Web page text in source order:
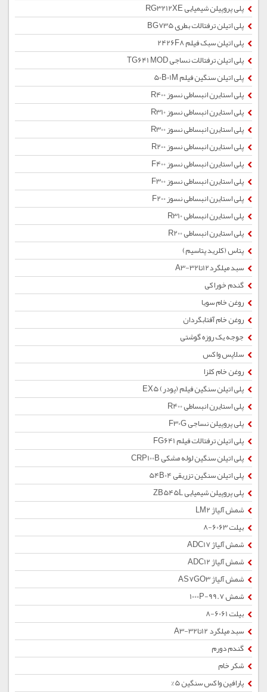
پلی پروپیلن شیمیایی RG3212XE
پلی اتیلن ترفتالات بطری BG735
پلی اتیلن سبک فیلم 2426F8
پلی اتیلن ترفتالات نساجی TG641 MOD
پلی اتیلن سنگین فیلم 50B01M
پلی استایرن انبساطی نسوز R400
پلی استایرن انبساطی نسوز R310
پلی استایرن انبساطی نسوز R300
پلی استایرن انبساطی نسوز R200
پلی استایرن انبساطی نسوز F400
پلی استایرن انبساطی نسوز F300
پلی استایرن انبساطی نسوز F200
پلی استایرن انبساطی R310
پلی استایرن انبساطی R200
پتاس (کلرید پتاسیم)
سبد میلگرد12تا32-A3
گندم خوراکی
روغن خام سویا
روغن خام آفتابگردان
جوجه یک روزه گوشتی
سلاپس واکس
روغن خام کلزا
پلی اتیلن سنگین فیلم (پودر) EX5
پلی استایرن انبساطی R400
پلی پروپیلن نساجی F30G
پلی اتیلن ترفتالات فیلم FG641
پلی اتیلن سنگین لوله مشکی CRP100B
پلی اتیلن سنگین تزریقی 54B04
پلی پروپیلن شیمیایی ZB545L
شمش آلیاژ LM2
بیلت 6063-8
شمش آلیاژ ADC17
شمش آلیاژ ADC12
شمش آلیاژ AS7GO3
شمش 1000P-99.7
بیلت 6061-8
سبد میلگرد 12تا32-A3
گندم دورم
شکر خام
پارافین واکس سنگین 5%